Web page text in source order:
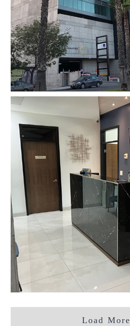
Load More